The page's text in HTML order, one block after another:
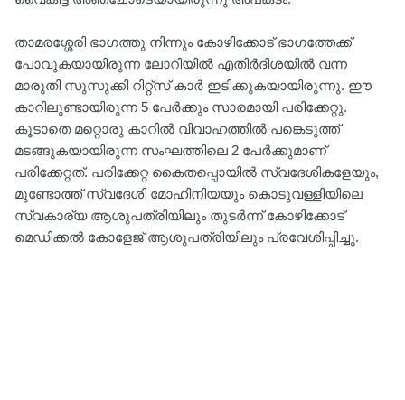
താമരശ്ശേരി ഭാഗത്തു നിന്നും കോഴിക്കോട് ഭാഗത്തേക്ക്
പോവുകയായിരുന്ന ലോറിയിൽ എതിർദിശയിൽ വന്ന
മാരുതി സുസുക്കി റിറ്റ്സ് കാർ ഇടിക്കുകയായിരുന്നു. ഈ
കാറിലുണ്ടായിരുന്ന 5 പേർക്കും സാരമായി പരിക്കേറ്റു.
കൂടാതെ മറ്റൊരു കാറിൽ വിവാഹത്തിൽ പങ്കെടുത്ത്
മടങ്ങുകയായിരുന്ന സംഘത്തിലെ 2 പേർക്കുമാണ്
പരിക്കേറ്റത്. പരിക്കേറ്റ കൈതപ്പൊയിൽ സ്വദേശികളേയും,
മുണ്ടോത്ത് സ്വദേശി മോഹിനിയയും കൊടുവള്ളിയിലെ
സ്വകാര്യ ആശുപത്രിയിലും തുടർന്ന് കോഴിക്കോട്
മെഡിക്കൽ കോളേജ് ആശുപത്രിയിലും പ്രവേശിപ്പിച്ചു.